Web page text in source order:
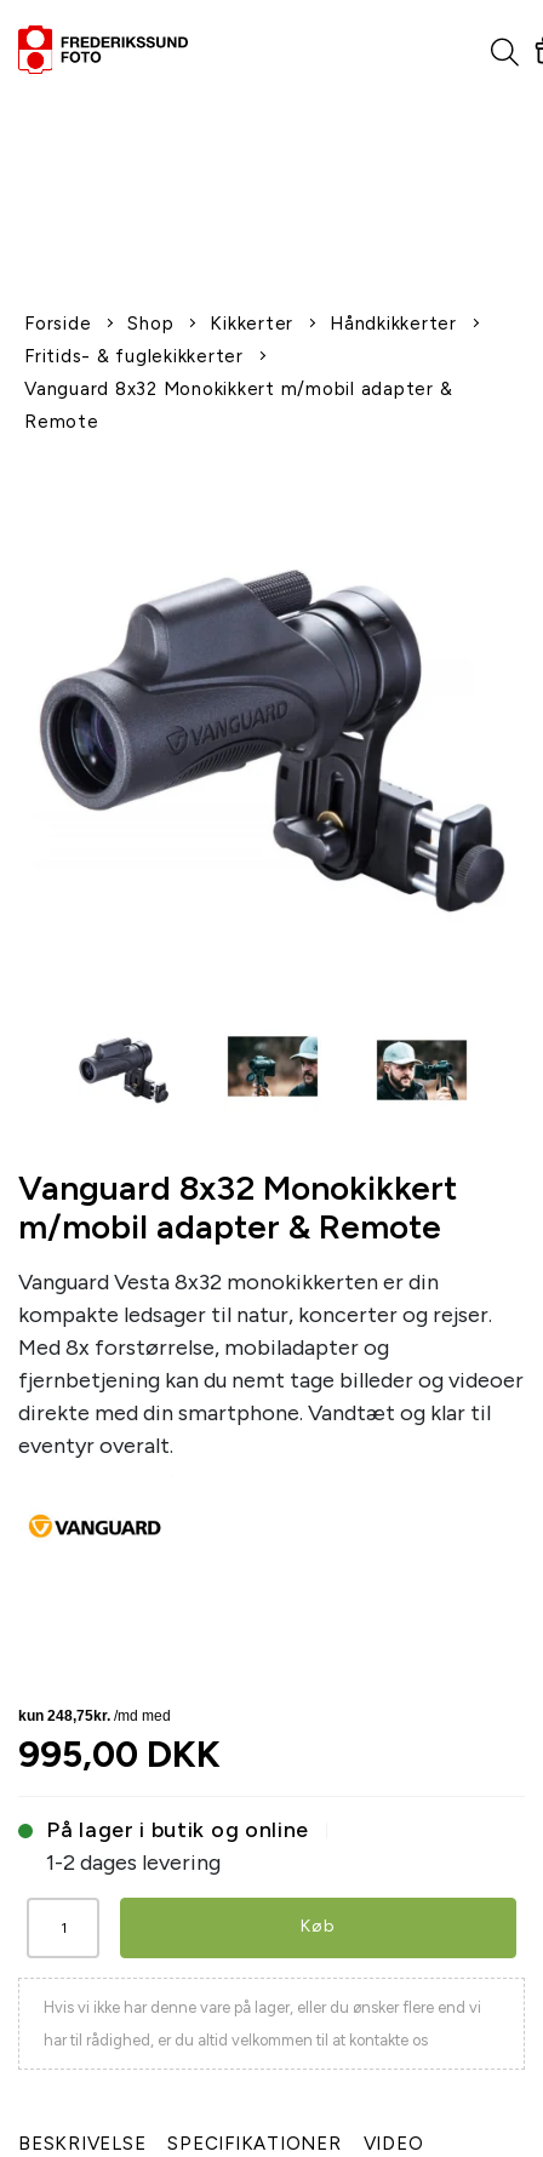
Forside Shop Kikkerter
Håndkikkerter
Fritids- & fuglekikkerter
Vanguard 8x32 Monokikkert m/mobil adapter &
Remote
Vanguard 8x32 Monokikkert
m/mobil adapter & Remote
Vanguard Vesta 8x32 monokikkerten er din
kompakte ledsager til natur, koncerter og rejser.
Med 8x forstørrelse, mobiladapter og
fjernbetjening kan du nemt tage billeder og videoer
direkte med din smartphone. Vandtæt og klar til
eventyr overalt.
995,00 DKK
På lager i butik og online
1-2 dages levering
Køb
Hvis vi ikke har denne vare på lager, eller du ønsker flere end vi
har til rådighed, er du altid velkommen til at kontakte os
BESKRIVELSE SPECIFIKATIONER VIDEO